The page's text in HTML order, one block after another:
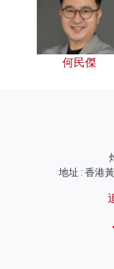
何民傑
地址 : 香港